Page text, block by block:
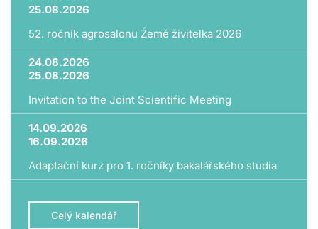
25.08.2026
52. ročník agrosalonu Žemě živitelka 2026
24.08.2026
25.08.2026
Invitation to the Joint Scientific Meeting
14.09.2026
16.09.2026
Adaptační kurz pro 1. ročníky bakalářského studia
Celý kalendář